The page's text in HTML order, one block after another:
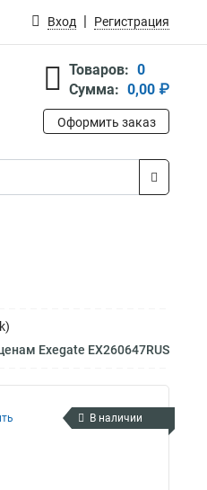
Вход Регистрация
Товаров: 0
Сумма: 0,00 ₽
Оформить заказ
Exegate EX260647RUS
В наличии